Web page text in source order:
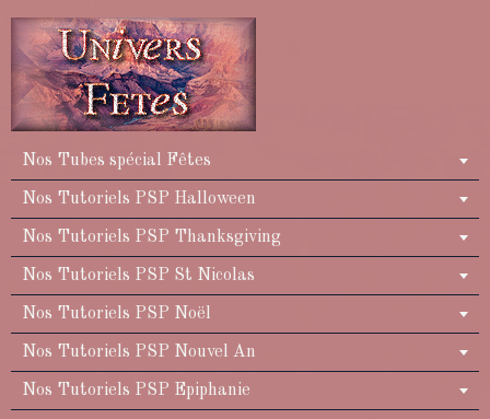
Nos Tubes spécial Fêtes
Nos Tutoriels PSP Halloween
Nos Tutoriels PSP Thanksgiving
Nos Tutoriels PSP St Nicolas
Nos Tutoriels PSP Noël
Nos Tutoriels PSP Nouvel An
Nos Tutoriels PSP Epiphanie